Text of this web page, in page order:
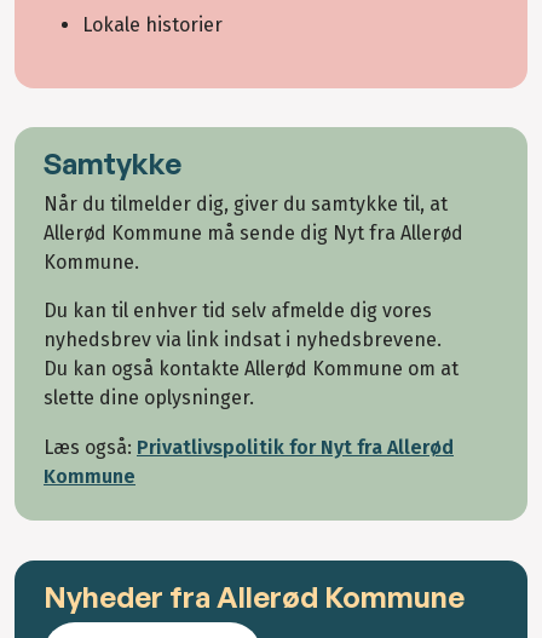
Lokale historier
Samtykke
Når du tilmelder dig, giver du samtykke til, at
Allerød Kommune må sende dig Nyt fra Allerød
Kommune.
Du kan til enhver tid selv afmelde dig vores
nyhedsbrev via link indsat i nyhedsbrevene.
Du kan også kontakte Allerød Kommune om at
slette dine oplysninger.
Læs også: Privatlivspolitik for Nyt fra Allerød
Kommune
Nyheder fra Allerød Kommune